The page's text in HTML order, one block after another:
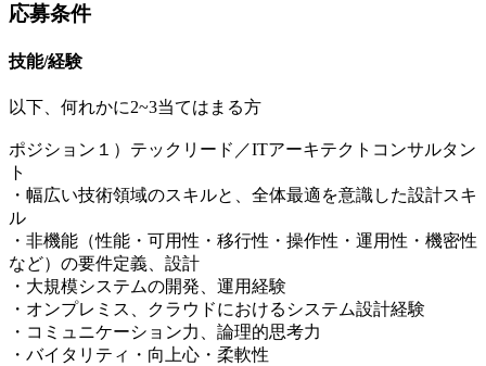
応募条件
技能/経験
以下、何れかに2~3当てはまる方
ポジション１）テックリード／ITアーキテクトコンサルタン
ト
・幅広い技術領域のスキルと、全体最適を意識した設計スキ
ル
・非機能（性能・可用性・移行性・操作性・運用性・機密性
など）の要件定義、設計
・大規模システムの開発、運用経験
・オンプレミス、クラウドにおけるシステム設計経験
・コミュニケーション力、論理的思考力
・バイタリティ・向上心・柔軟性